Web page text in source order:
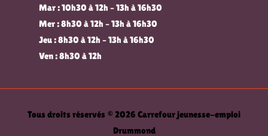
Mar : 10h30 à 12h – 13h à 16h30
Mer : 8h30 à 12h – 13h à 16h30
Jeu : 8h30 à 12h – 13h à 16h30
Ven : 8h30 à 12h
Tous droits réservés © 2026 Carrefour jeunesse-emploi
Drummond